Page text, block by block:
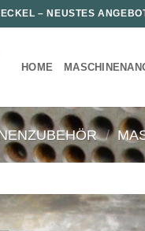
– NEUSTES
HOME
/